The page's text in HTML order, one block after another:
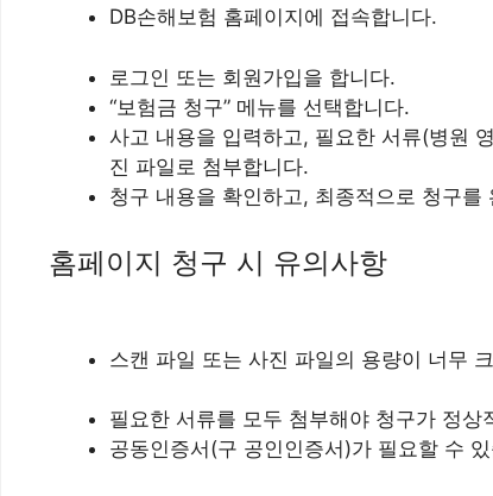
DB손해보험 홈페이지에 접속합니다.
로그인 또는 회원가입을 합니다.
“보험금 청구” 메뉴를 선택합니다.
사고 내용을 입력하고, 필요한 서류(병원
진 파일로 첨부합니다.
청구 내용을 확인하고, 최종적으로 청구를
홈페이지 청구 시 유의사항
스캔 파일 또는 사진 파일의 용량이 너무
필요한 서류를 모두 첨부해야 청구가 정상
공동인증서(구 공인인증서)가 필요할 수